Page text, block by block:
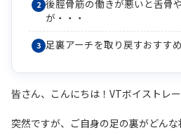
後脛骨筋の働きが悪いと舌骨
が・・・
足裏アーチを取り戻すおすす
皆さん、こんにちは！VTボイストレ
突然ですが、ご自身の足の裏がどん